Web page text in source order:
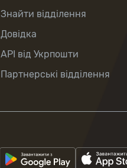
Знайти відділення
Довідка
API від Укрпошти
Партнерські відділення